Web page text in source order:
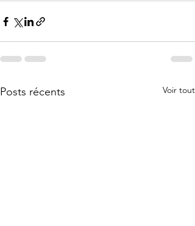
Posts récents Voir tout